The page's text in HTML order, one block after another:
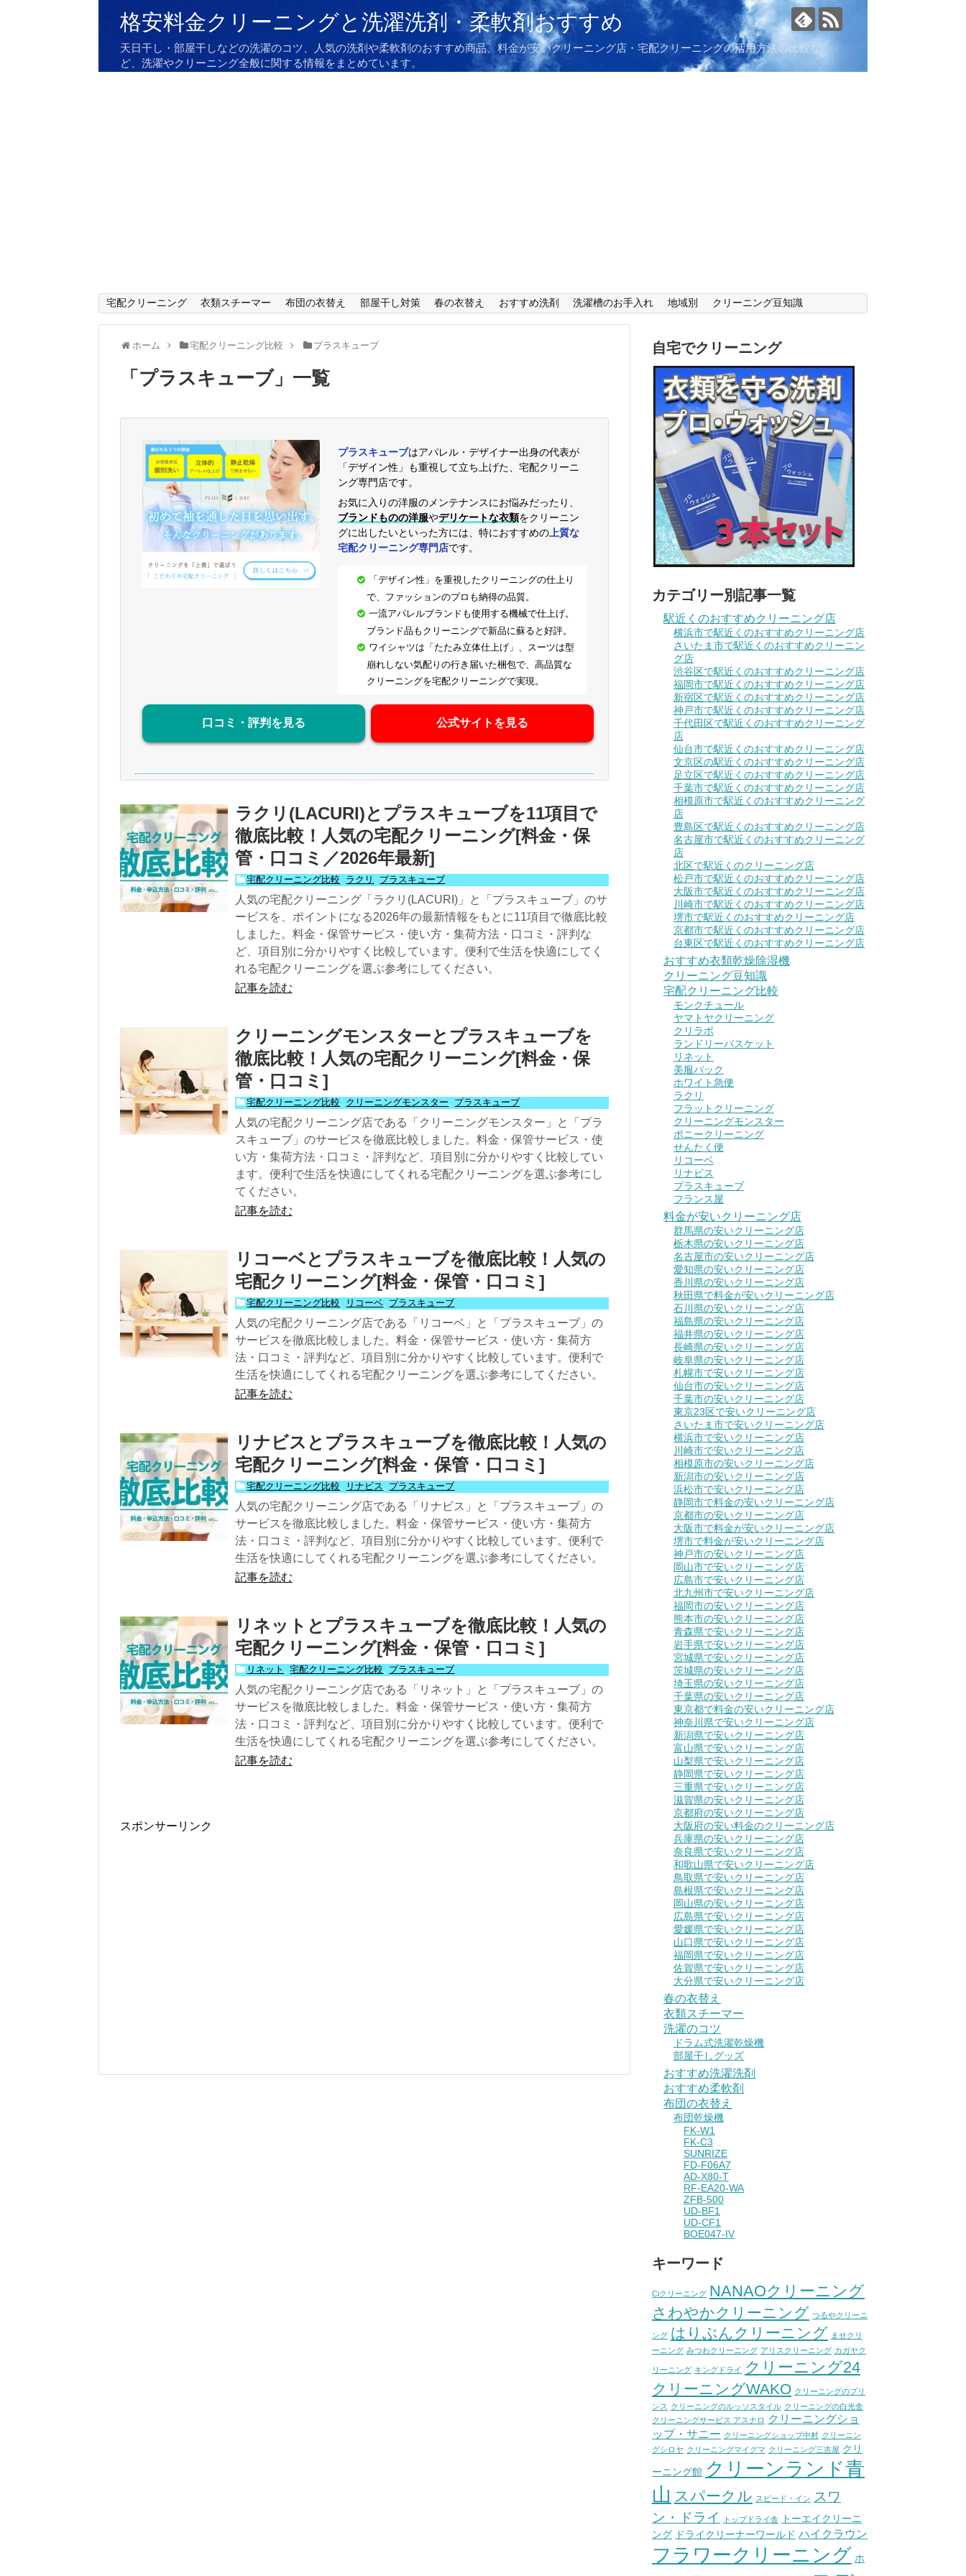
格安料金クリーニングと洗濯洗剤・柔軟剤おすすめ
天日干し・部屋干しなどの洗濯のコツ、人気の洗剤や柔軟剤のおすすめ商品、料金が安いクリーニング店・宅配クリーニングの活用方法の比較な
ど、洗濯やクリーニング全般に関する情報をまとめています。
宅配クリーニング 衣類スチーマー 布団の衣替え 部屋干し対策 春の衣替え おすすめ洗剤 洗濯槽のお手入れ 地域別 クリーニング豆知識
ホーム 宅配クリーニング比較 プラスキューブ
「 プラスキューブ」 一覧
プラスキューブはアパレル・デザイナー出身の代表が
「デザイン性」も重視して立ち上げた、宅配クリーニ
ング専門店です。
お気に入りの洋服のメンテナンスにお悩みだったり、
ブランドものの洋服やデリケートな衣類をクリーニン
グに出したいといった方には、特におすすめの上質な
宅配クリーニング専門店です。
「デザイン性」を重視したクリーニングの仕上り
で、ファッションのプロも納得の品質。
一流アパレルブランドも使用する機械で仕上げ。
ブランド品もクリーニングで新品に蘇ると好評。
ワイシャツは「たたみ立体仕上げ」、スーツは型
崩れしない気配りの行き届いた梱包で、高品質な
クリーニングを宅配クリーニングで実現。
口コミ・評判を見る 公式サイトを見る
ラクリ(LACURI)とプラスキューブを11項目で
徹底比較！人気の宅配クリーニング[料金・保
管・口コミ／2026年最新]
宅配クリーニング比較 ラクリ プラスキューブ
人気の宅配クリーニング「ラクリ(LACURI)」と「プラスキューブ」のサ
ービスを、ポイントになる2026年の最新情報をもとに11項目で徹底比較
しました。料金・保管サービス・使い方・集荷方法・口コミ・評判な
ど、項目別に分かりやすく比較しています。便利で生活を快適にしてく
れる宅配クリーニングを選ぶ参考にしてください。
記事を読む
クリーニングモンスターとプラスキューブを
徹底比較！人気の宅配クリーニング[料金・保
管・口コミ]
宅配クリーニング比較 クリーニングモンスター プラスキューブ
人気の宅配クリーニング店である「クリーニングモンスター」と「プラ
スキューブ」のサービスを徹底比較しました。料金・保管サービス・使
い方・集荷方法・口コミ・評判など、項目別に分かりやすく比較してい
ます。便利で生活を快適にしてくれる宅配クリーニングを選ぶ参考にし
てください。
記事を読む
リコーベとプラスキューブを徹底比較！人気の
宅配クリーニング[料金・保管・口コミ]
宅配クリーニング比較 リコーベ プラスキューブ
人気の宅配クリーニング店である「リコーベ」と「プラスキューブ」の
サービスを徹底比較しました。料金・保管サービス・使い方・集荷方
法・口コミ・評判など、項目別に分かりやすく比較しています。便利で
生活を快適にしてくれる宅配クリーニングを選ぶ参考にしてください。
記事を読む
リナビスとプラスキューブを徹底比較！人気の
宅配クリーニング[料金・保管・口コミ]
宅配クリーニング比較 リナビス プラスキューブ
人気の宅配クリーニング店である「リナビス」と「プラスキューブ」の
サービスを徹底比較しました。料金・保管サービス・使い方・集荷方
法・口コミ・評判など、項目別に分かりやすく比較しています。便利で
生活を快適にしてくれる宅配クリーニングを選ぶ参考にしてください。
記事を読む
リネットとプラスキューブを徹底比較！人気の
宅配クリーニング[料金・保管・口コミ]
リネット ,宅配クリーニング比較 プラスキューブ
人気の宅配クリーニング店である「リネット」と「プラスキューブ」の
サービスを徹底比較しました。料金・保管サービス・使い方・集荷方
法・口コミ・評判など、項目別に分かりやすく比較しています。便利で
生活を快適にしてくれる宅配クリーニングを選ぶ参考にしてください。
記事を読む
スポンサーリンク
自宅でクリーニング
カテゴリー別記事一覧
駅近くのおすすめクリーニング店
横浜市で駅近くのおすすめクリーニング店
さいたま市で駅近くのおすすめクリーニン
グ店
渋谷区で駅近くのおすすめクリーニング店
福岡市で駅近くのおすすめクリーニング店
新宿区で駅近くのおすすめクリーニング店
神戸市で駅近くのおすすめクリーニング店
千代田区で駅近くのおすすめクリーニング
店
仙台市で駅近くのおすすめクリーニング店
文京区の駅近くのおすすめクリーニング店
足立区で駅近くのおすすめクリーニング店
千葉市で駅近くのおすすめクリーニング店
相模原市で駅近くのおすすめクリーニング
店
豊島区で駅近くのおすすめクリーニング店
名古屋市で駅近くのおすすめクリーニング
店
北区で駅近くのクリーニング店
松戸市で駅近くのおすすめクリーニング店
大阪市で駅近くのおすすめクリーニング店
川崎市で駅近くのおすすめクリーニング店
堺市で駅近くのおすすめクリーニング店
京都市で駅近くのおすすめクリーニング店
台東区で駅近くのおすすめクリーニング店
おすすめ衣類乾燥除湿機
クリーニング豆知識
宅配クリーニング比較
モンクチュール
ヤマトヤクリーニング
クリラボ
ランドリーバスケット
リネット
美服パック
ホワイト急便
ラクリ
フラットクリーニング
クリーニングモンスター
ポニークリーニング
せんたく便
リコーベ
リナビス
プラスキューブ
フランス屋
料金が安いクリーニング店
群馬県の安いクリーニング店
栃木県の安いクリーニング店
名古屋市の安いクリーニング店
愛知県の安いクリーニング店
香川県の安いクリーニング店
秋田県で料金が安いクリーニング店
石川県の安いクリーニング店
福島県の安いクリーニング店
福井県の安いクリーニング店
長崎県の安いクリーニング店
岐阜県の安いクリーニング店
札幌市で安いクリーニング店
仙台市の安いクリーニング店
千葉市の安いクリーニング店
東京23区で安いクリーニング店
さいたま市で安いクリーニング店
横浜市で安いクリーニング店
川崎市で安いクリーニング店
相模原市の安いクリーニング店
新潟市の安いクリーニング店
浜松市で安いクリーニング店
静岡市で料金の安いクリーニング店
京都市の安いクリーニング店
大阪市で料金が安いクリーニング店
堺市で料金が安いクリーニング店
神戸市の安いクリーニング店
岡山市で安いクリーニング店
広島市で安いクリーニング店
北九州市で安いクリーニング店
福岡市の安いクリーニング店
熊本市の安いクリーニング店
青森県で安いクリーニング店
岩手県で安いクリーニング店
宮城県で安いクリーニング店
茨城県の安いクリーニング店
埼玉県の安いクリーニング店
千葉県の安いクリーニング店
東京都で料金の安いクリーニング店
神奈川県で安いクリーニング店
新潟県で安いクリーニング店
富山県で安いクリーニング店
山梨県で安いクリーニング店
静岡県で安いクリーニング店
三重県で安いクリーニング店
滋賀県の安いクリーニング店
京都府の安いクリーニング店
大阪府の安い料金のクリーニング店
兵庫県の安いクリーニング店
奈良県で安いクリーニング店
和歌山県で安いクリーニング店
鳥取県で安いクリーニング店
島根県で安いクリーニング店
岡山県の安いクリーニング店
広島県で安いクリーニング店
愛媛県で安いクリーニング店
山口県で安いクリーニング店
福岡県で安いクリーニング店
佐賀県で安いクリーニング店
大分県で安いクリーニング店
春の衣替え
衣類スチーマー
洗濯のコツ
ドラム式洗濯乾燥機
部屋干しグッズ
おすすめ洗濯洗剤
おすすめ柔軟剤
布団の衣替え
布団乾燥機
FK-W1
FK-C3
SUNRIZE
FD-F06A7
AD-X80-T
RF-EA20-WA
ZFB-500
UD-BF1
UD-CF1
BOE047-IV
キーワード
Ciクリーニング NANAOクリーニング
さわやかクリーニング つるやクリーニ
ング はりぶんクリーニング ませクリ
ーニング みつわクリーニング アリスクリーニング カガヤク
リーニング キングドライ クリーニング24
クリーニングWAKO クリーニングのプリ
ンス クリーニングのルッソスタイル クリーニングの白光舎
クリーニングサービス アスナロ
クリーニングショ
ップ・サニー クリーニングショップ中村 クリーニン
グシロヤ クリーニングマイグマ クリーニング三吉屋 クリ
ーニング館 クリーンランド青
山 スパークル スピード・イン スワ
ン・ドライ
トップドライ舎
トーエイクリーニ
ング ドライクリーナーワールド ハイクラウン
フラワークリーニング ホ